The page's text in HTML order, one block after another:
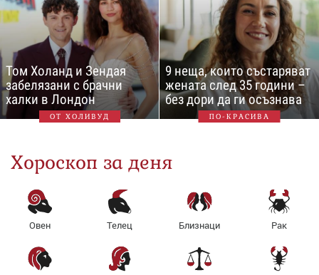
Том Холанд и Зендая
забелязани с брачни
халки в Лондон
ОТ ХОЛИВУД
9 неща, които състаряват
жената след 35 години –
без дори да ги осъзнава
ПО-КРАСИВА
Хороскоп за деня
Овен Телец Близнаци Рак